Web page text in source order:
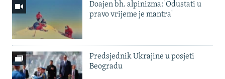
Doajen bh. alpinizma: 'Odustati u
pravo vrijeme je mantra'
Predsjednik Ukrajine u posjeti
Beogradu